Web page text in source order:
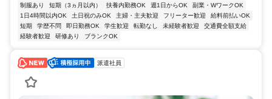
制服あり 短期（3ヵ月以内） 扶養内勤務OK 週1日からOK
副業・WワークOK
1日4時間以内OK
土日祝のみOK 主婦・主夫歓迎 フリーター歓迎
給料前払いOK
短期
学歴不問 即日勤務OK 学生歓迎 転勤なし 未経験者歓迎
交通費全額支給
経験者歓迎
研修あり ブランクOK
派遣社員